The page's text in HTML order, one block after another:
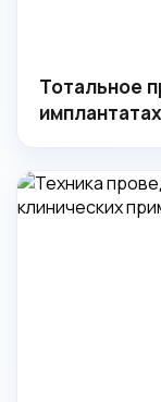
Тотальное